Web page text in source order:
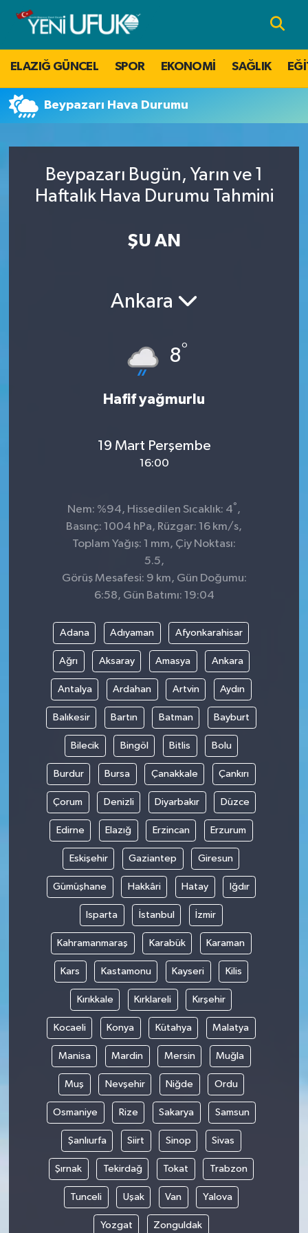
ELAZIĞ GÜNCEL SPOR EKONOMİ SAĞLIK
Beypazarı Hava Durumu
Beypazarı Bugün, Yarın ve 1
Haftalık Hava Durumu Tahmini
ŞU AN
Ankara
8°
Hafif yağmurlu
19 Mart Perşembe
16:00
Nem: %94, Hissedilen Sıcaklık: 4° ,
Basınç: 1004 hPa, Rüzgar: 16 km/s,
Toplam Yağış: 1 mm, Çiy Noktası:
5.5,
Görüş Mesafesi: 9 km, Gün Doğumu:
6:58, Gün Batımı: 19:04
Adana Adıyaman Afyonkarahisar
Ağrı Aksaray Amasya Ankara
Antalya Ardahan Artvin Aydın
Balıkesir Bartın Batman Bayburt
Bilecik Bingöl Bitlis Bolu
Burdur Bursa Çanakkale Çankırı
Çorum Denizli Diyarbakır Düzce
Edirne Elazığ Erzincan Erzurum
Eskişehir Gaziantep Giresun
Gümüşhane Hakkâri Hatay Iğdır
Isparta İstanbul İzmir
Kahramanmaraş Karabük Karaman
Kars Kastamonu Kayseri Kilis
Kırıkkale Kırklareli Kırşehir
Kocaeli Konya Kütahya Malatya
Manisa Mardin Mersin Muğla
Muş Nevşehir Niğde Ordu
Osmaniye Rize Sakarya Samsun
Şanlıurfa Siirt Sinop Sivas
Şırnak Tekirdağ Tokat Trabzon
Tunceli Uşak Van Yalova
Yozgat Zonguldak
Nöbetçi Eczaneler
Hava Durumu
Namaz Vakitleri
Süper Lig Puan Durumu ve Fikstür